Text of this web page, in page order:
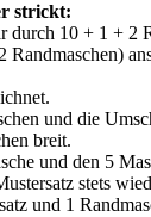
strickt:
durch 10 + 1 + 2
und die
breit.
und den 5
stets
und 1